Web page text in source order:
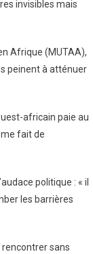
invisibles mais
Afrique (MUTAA),
peinent à atténuer
africain paie au
fait de
politique : « il
les barrières
rencontrer sans